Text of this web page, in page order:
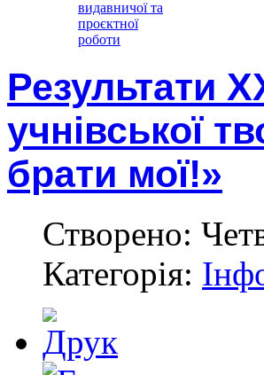
видавничої та
проєктної
роботи
Результати
учнівської
брати мої!»
Створено:
Категорія: